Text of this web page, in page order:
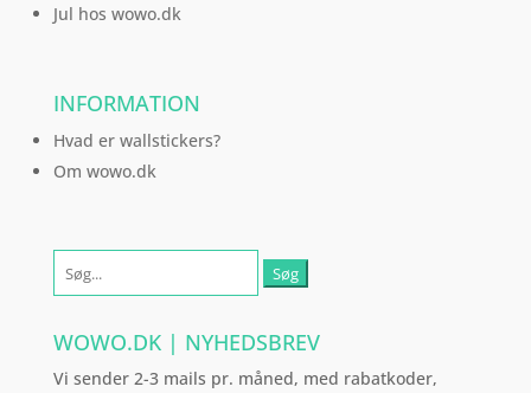
Jul hos wowo.dk
INFORMATION
Hvad er wallstickers?
Om wowo.dk
efter:
WOWO.DK | NYHEDSBREV
Vi sender 2-3 mails pr. måned, med rabatkoder,